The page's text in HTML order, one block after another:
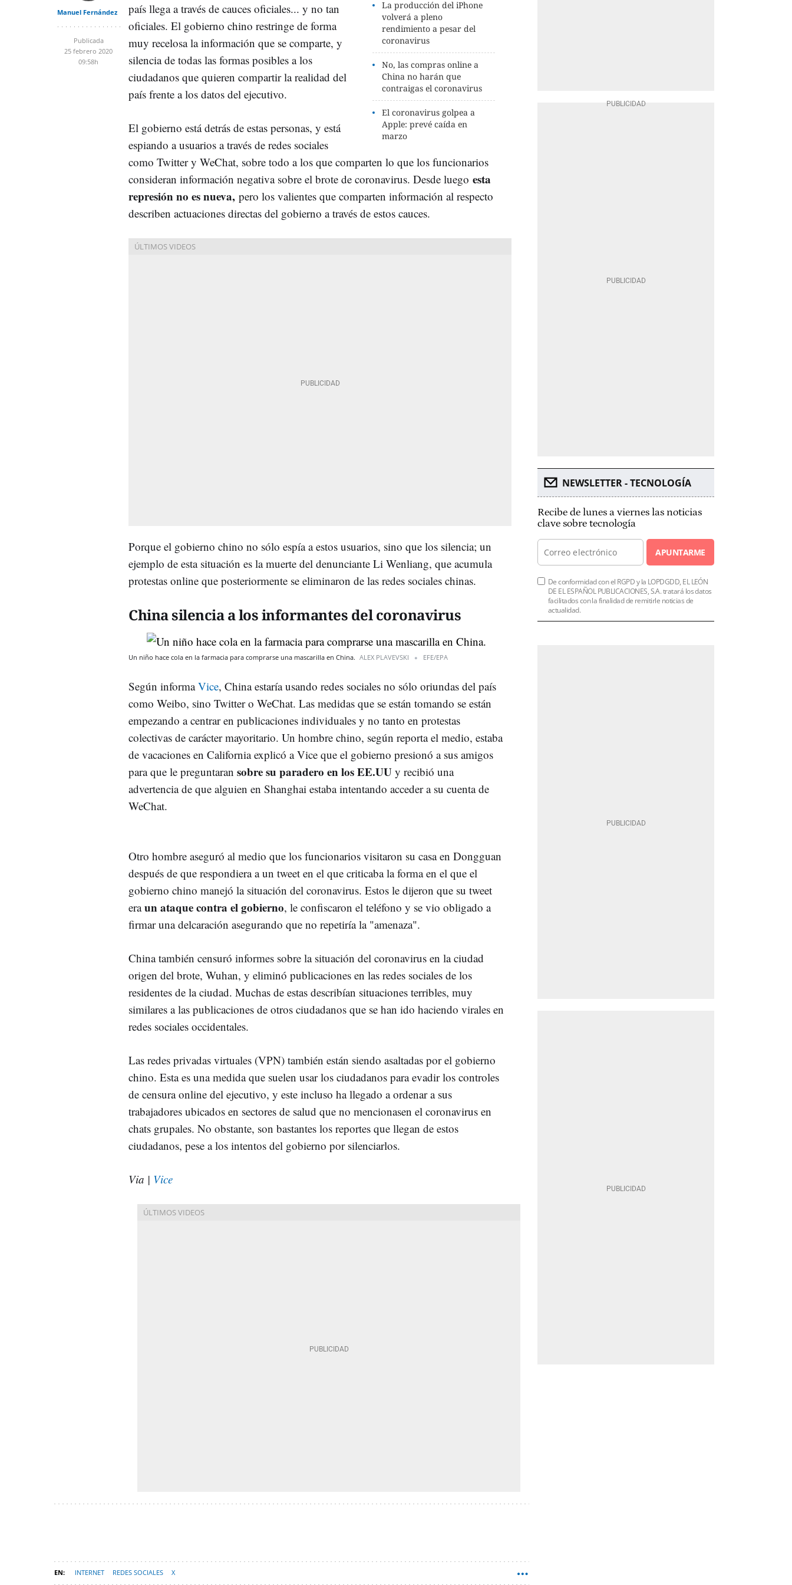
Manuel Fernández
Publicada
25 febrero 2020
09:58h
La producción del iPhone
volverá a pleno
rendimiento a pesar del
coronavirus
No, las compras online a
China no harán que
contraigas el coronavirus
El coronavirus golpea a
Apple: prevé caída en
marzo
país llega a través de cauces oficiales... y no tan
oficiales. El gobierno chino restringe de forma
muy recelosa la información que se comparte, y
silencia de todas las formas posibles a los
ciudadanos que quieren compartir la realidad del
país frente a los datos del ejecutivo.
El gobierno está detrás de estas personas, y está
espiando a usuarios a través de redes sociales
como Twitter y WeChat, sobre todo a los que comparten lo que los funcionarios
consideran información negativa sobre el brote de coronavirus. Desde luego esta
represión no es nueva, pero los valientes que comparten información al respecto
describen actuaciones directas del gobierno a través de estos cauces.
Porque el gobierno chino no sólo espía a estos usuarios, sino que los silencia; un
ejemplo de esta situación es la muerte del denunciante Li Wenliang, que acumula
protestas online que posteriormente se eliminaron de las redes sociales chinas.
China silencia a los informantes del coronavirus
Un niño hace cola en la farmacia para comprarse una mascarilla en China. ALEX PLAVEVSKI EFE/EPA
Según informaVice, China estaría usando redes sociales no sólo oriundas del país
como Weibo, sino Twitter o WeChat. Las medidas que se están tomando se están
empezando a centrar en publicaciones individuales y no tanto en protestas
colectivas de carácter mayoritario. Un hombre chino, según reporta el medio, estaba
de vacaciones en California explicó a Vice que el gobierno presionó a sus amigos
para que le preguntaran sobre su paradero en los EE.UU y recibió una
advertencia de que alguien en Shanghai estaba intentando acceder a su cuenta de
WeChat.
Otro hombre aseguró al medio que los funcionarios visitaron su casa en Dongguan
después de que respondiera a un tweet en el que criticaba la forma en el que el
gobierno chino manejó la situación del coronavirus. Estos le dijeron que su tweet
eraun ataque contra el gobierno, le confiscaron el teléfono y se vio obligado a
firmar una delcaración asegurando que no repetiría la "amenaza".
China también censuró informes sobre la situación del coronavirus en la ciudad
origen del brote, Wuhan, y eliminó publicaciones en las redes sociales de los
residentes de la ciudad. Muchas de estas describían situaciones terribles, muy
similares a las publicaciones de otros ciudadanos que se han ido haciendo virales en
redes sociales occidentales.
Las redes privadas virtuales (VPN) también están siendo asaltadas por el gobierno
chino. Esta es una medida que suelen usar los ciudadanos para evadir los controles
de censura online del ejecutivo, y este incluso ha llegado a ordenar a sus
trabajadores ubicados en sectores de salud que no mencionasen el coronavirus en
chats grupales. No obstante, son bastantes los reportes que llegan de estos
ciudadanos, pese a los intentos del gobierno por silenciarlos.
Via | Vice
INTERNET REDES SOCIALES X
NEWSLETTER - TECNOLOGÍA
Recibe de lunes a viernes las noticias
clave sobre tecnología
APUNTARME
De conformidad con el RGPD y la LOPDGDD, EL LEÓN
DE EL ESPAÑOL PUBLICACIONES, S.A. tratará los datos
facilitados con la finalidad de remitirle noticias de
actualidad.